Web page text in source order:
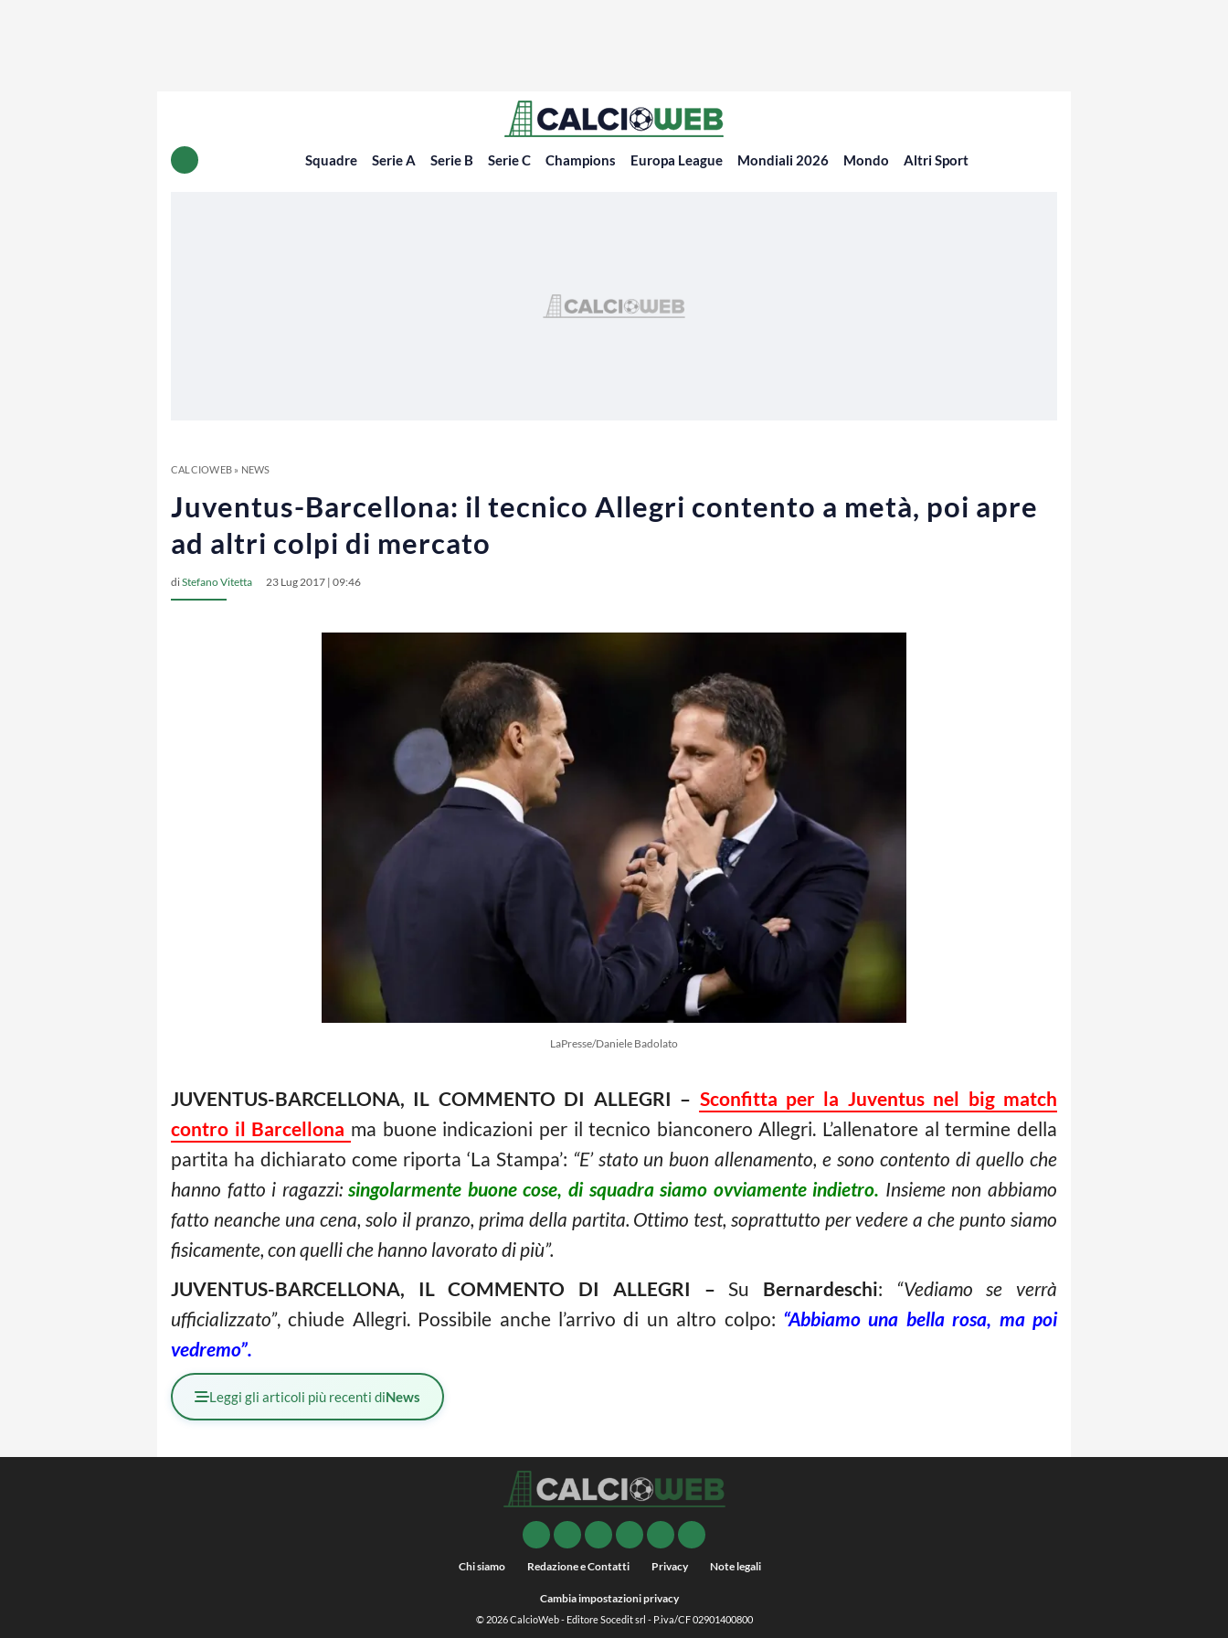
Squadre Serie A Serie B Serie C Champions Europa League Mondiali 2026 Mondo Altri Sport
CALCIOWEB» NEWS
Juventus-Barcellona: il tecnico Allegri contento a metà, poi apre
ad altri colpi di mercato
diStefano Vitetta 23 Lug 2017 | 09:46
LaPresse/Daniele Badolato
JUVENTUS-BARCELLONA, IL COMMENTO DI ALLEGRI – Sconfitta per la Juventus nel big match
contro il Barcellona ma buone indicazioni per il tecnico bianconero Allegri. L’allenatore al termine della
partita ha dichiarato come riporta ‘La Stampa’: “E’ stato un buon allenamento, e sono contento di quello che
hanno fatto i ragazzi:singolarmente buone cose, di squadra siamo ovviamente indietro. Insieme non abbiamo
fatto neanche una cena, solo il pranzo, prima della partita. Ottimo test, soprattutto per vedere a che punto siamo
fisicamente, con quelli che hanno lavorato di più”.
JUVENTUS-BARCELLONA, IL COMMENTO DI ALLEGRI – Su Bernardeschi: “Vediamo se verrà
ufficializzato”, chiude Allegri. Possibile anche l’arrivo di un altro colpo: “Abbiamo una bella rosa, ma poi
vedremo”.
Leggi gli articoli più recenti diNews
Chi siamo Redazione e Contatti Privacy Note legali
Cambia impostazioni privacy
© 2026CalcioWeb- Editore Socedit srl - P.iva/CF 02901400800